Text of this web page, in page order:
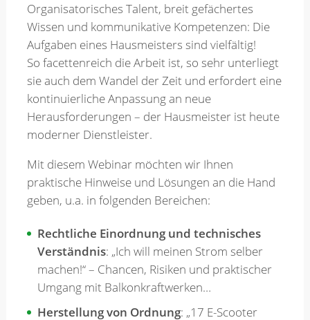
News
Kontakt
Merkzettel
Newsletter
Organisatorisches Talent, breit gefächertes
Wissen und kommunikative Kompetenzen: Die
Aufgaben eines Hausmeisters sind vielfältig!
So facettenreich die Arbeit ist, so sehr unterliegt
sie auch dem Wandel der Zeit und erfordert eine
kontinuierliche Anpassung an neue
Herausforderungen – der Hausmeister ist heute
moderner Dienstleister.
Mit diesem Webinar möchten wir Ihnen
praktische Hinweise und Lösungen an die Hand
geben, u.a. in folgenden Bereichen:
Rechtliche Einordnung und technisches
Verständnis: „Ich will meinen Strom selber
machen!“ – Chancen, Risiken und praktischer
Umgang mit Balkonkraftwerken…
Herstellung von Ordnung: „17 E-Scooter